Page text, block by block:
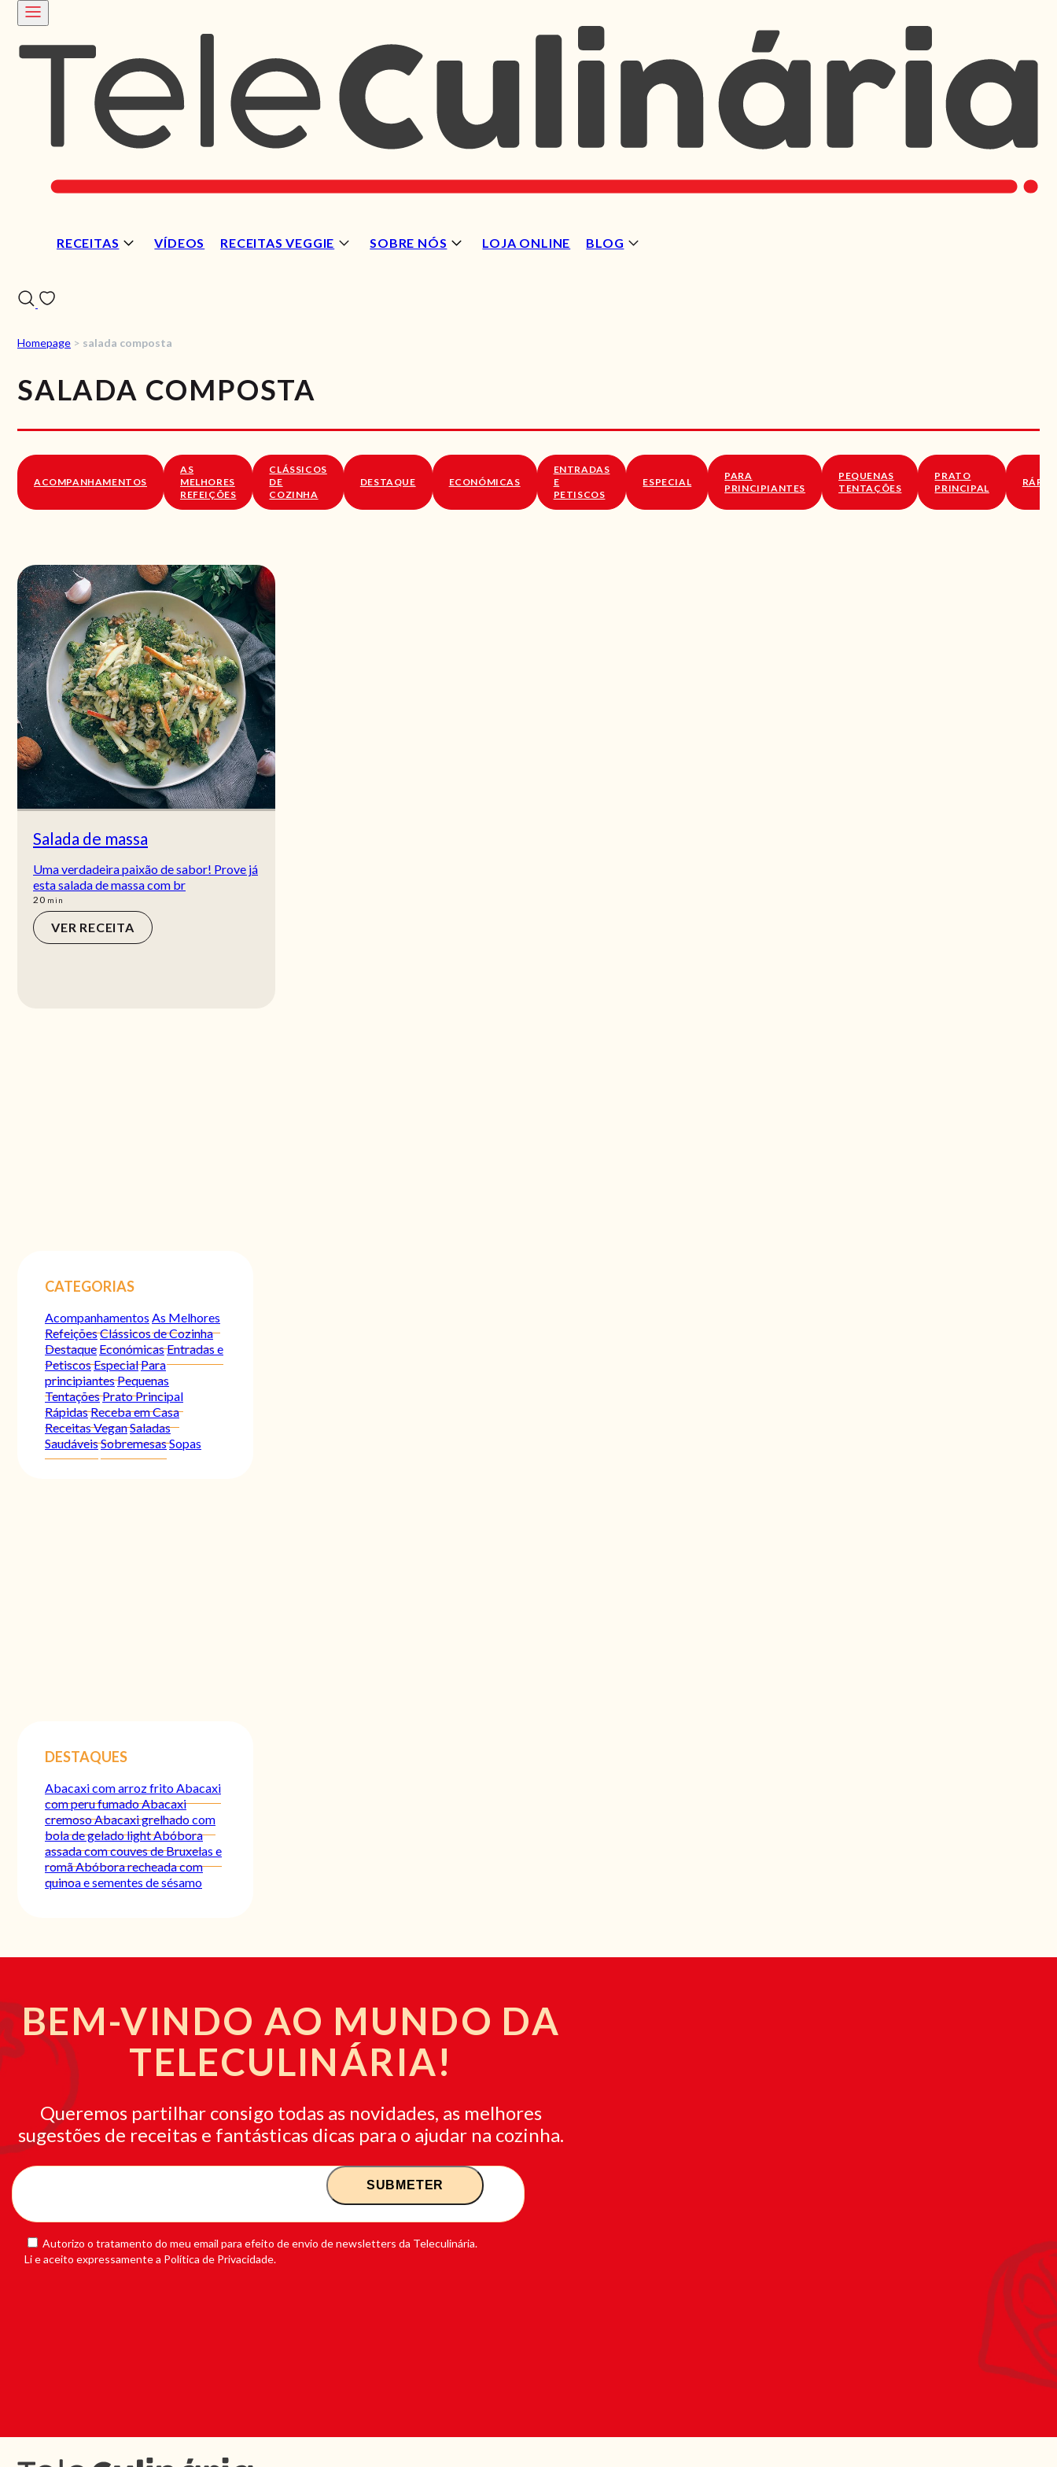
RECEITAS VÍDEOS RECEITAS VEGGIE SOBRE NÓS LOJA ONLINE BLOG
SOBRE NÓS
Homepage > salada composta
SALADA COMPOSTA
ACOMPANHAMENTOS
AS
MELHORES
REFEIÇÕES
CLÁSSICOS
DE
COZINHA
DESTAQUE ECONÓMICAS
ENTRADAS
E
PETISCOS
ESPECIAL
PARA
PRINCIPIANTES
PEQUENAS
TENTAÇÕES
PRATO
PRINCIPAL
Salada de massa
Uma verdadeira paixão de sabor! Prove já
esta salada de massa com br
20min
min
VER RECEITA
CATEGORIAS
Acompanhamentos As Melhores
RefeiçõesClássicos de Cozinha
Destaque EconómicasEntradas e
PetiscosEspecialPara
principiantesPequenas
TentaçõesPrato Principal
RápidasReceba em Casa
Receitas VeganSaladas
SaudáveisSobremesasSopas
DESTAQUES
Abacaxi com arroz fritoAbacaxi
com peru fumadoAbacaxi
cremosoAbacaxi grelhado com
bola de gelado lightAbóbora
assada com couves de Bruxelas e
romãAbóbora recheada com
quinoa e sementes de sésamo
BEM-VINDO AO MUNDO DA
TELECULINÁRIA!
Queremos partilhar consigo todas as novidades, as melhores
sugestões de receitas e fantásticas dicas para o ajudar na cozinha.
Autorizo o tratamento do meu email para efeito de envio de newsletters da Teleculinária.
Li e aceito expressamente a Política de Privacidade.